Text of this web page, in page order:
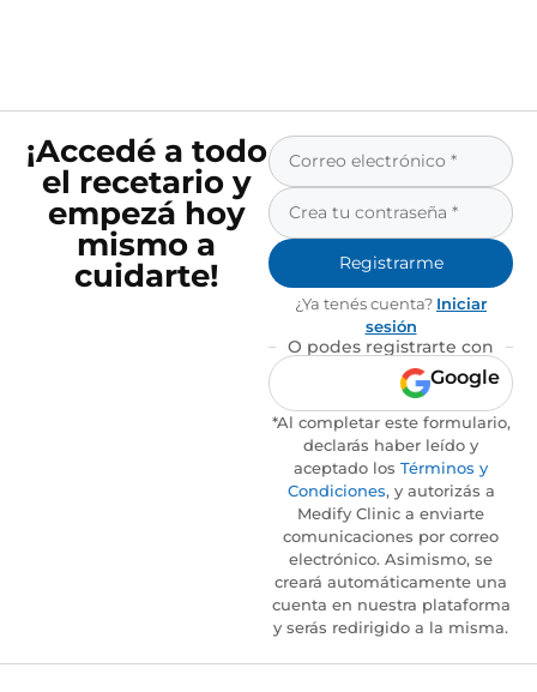
¡Accedé a todo
el recetario y
empezá hoy
mismo a
cuidarte!
Registrarme
¿Ya tenés cuenta? Iniciar
sesión
O podes registrarte con
Google
*Al completar este formulario,
declarás haber leído y
aceptado los Términos y
Condiciones, y autorizás a
Medify Clinic a enviarte
comunicaciones por correo
electrónico. Asimismo, se
creará automáticamente una
cuenta en nuestra plataforma
y serás redirigido a la misma.